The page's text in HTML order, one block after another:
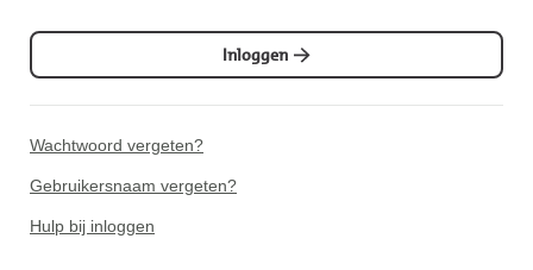
Inloggen
Wachtwoord vergeten?
Gebruikersnaam vergeten?
Hulp bij inloggen